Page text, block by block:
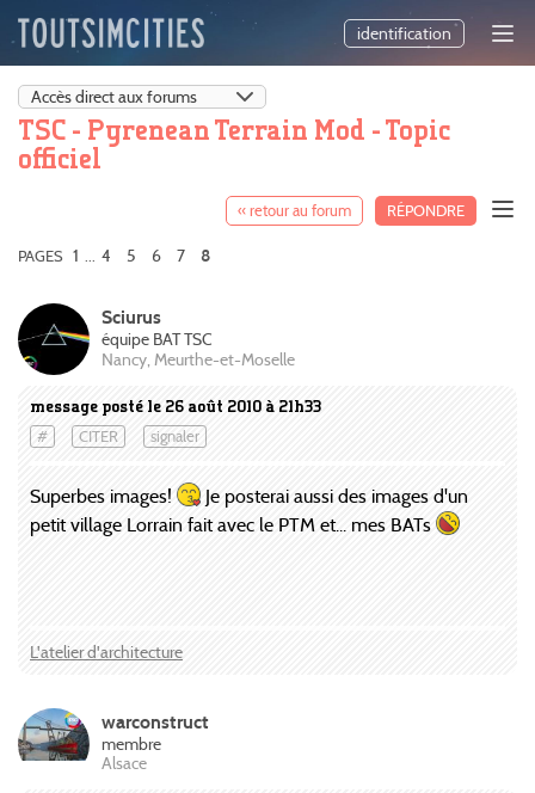
identification
TSC - Pyrenean Terrain Mod - Topic
officiel
« retour au forum RÉPONDRE
PAGES 1 ... 4 5 6 7 8
message posté le 26 août 2010 à 21h33
# CITER signaler
Sciurus
équipe BAT TSC
Nancy, Meurthe-et-Moselle
Superbes images!
Je posterai aussi des images d'un
petit village Lorrain fait avec le PTM et... mes BATs
L'atelier d'architecture
warconstruct
membre
Alsace